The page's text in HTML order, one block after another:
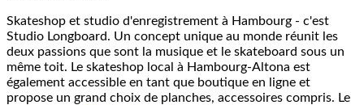
Skateshop et studio d'enregistrement à Hambourg - c'est
Studio Longboard. Un concept unique au monde réunit les
deux passions que sont la musique et le skateboard sous un
même toit. Le skateshop local à Hambourg-Altona est
également accessible en tant que boutique en ligne et
propose un grand choix de planches, accessoires compris. Le